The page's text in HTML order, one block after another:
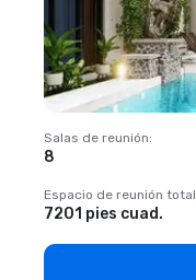
Salas de reunión:
8
Espacio de reunión total
7201 pies cuad.